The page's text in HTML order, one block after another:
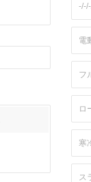
電
フ
ロ
寒
ス